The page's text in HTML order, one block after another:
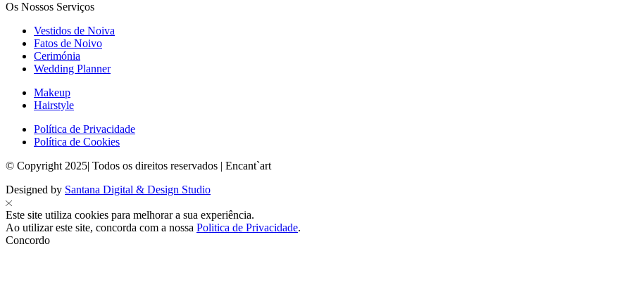
Os Nossos Serviços
Vestidos de Noiva
Fatos de Noivo
Cerimónia
Wedding Planner
Makeup
Hairstyle
Política de Privacidade
Política de Cookies
© Copyright 2025| Todos os direitos reservados | Encant`art
Designed by Santana Digital & Design Studio
Este site utiliza cookies para melhorar a sua experiência.
Ao utilizar este site, concorda com a nossa Politica de Privacidade.
Concordo